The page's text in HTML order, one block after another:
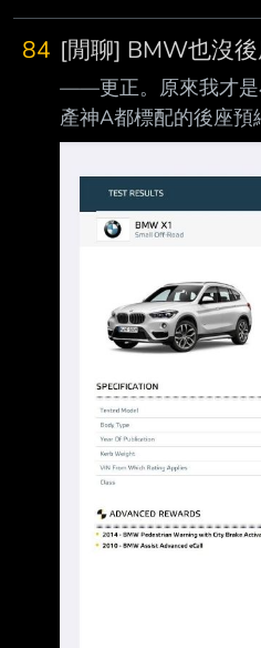
84 [閒聊] BMW也沒後
——更正。原來我才
產神A都標配的後座
x1沒有 考量到老婆開
時買了一台X1 F48
子 。 初心跟選他的
該」不會偷安全配備
半喜歡 看到GO車誌
予拍攝之後，就覺得
BMW連這 種安全配
https://i.mopix.cc/
是入門車，但你好歹也